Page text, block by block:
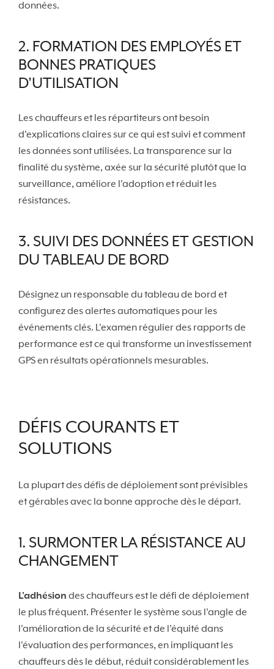
données.
2. FORMATION DES EMPLOYÉS ET
BONNES PRATIQUES
D'UTILISATION
Les chauffeurs et les répartiteurs ont besoin
d'explications claires sur ce qui est suivi et comment
les données sont utilisées. La transparence sur la
finalité du système, axée sur la sécurité plutôt que la
surveillance, améliore l'adoption et réduit les
résistances.
3. SUIVI DES DONNÉES ET GESTION
DU TABLEAU DE BORD
Désignez un responsable du tableau de bord et
configurez des alertes automatiques pour les
événements clés. L'examen régulier des rapports de
performance est ce qui transforme un investissement
GPS en résultats opérationnels mesurables.
DÉFIS COURANTS ET
SOLUTIONS
La plupart des défis de déploiement sont prévisibles
et gérables avec la bonne approche dès le départ.
1. SURMONTER LA RÉSISTANCE AU
CHANGEMENT
L'adhésion des chauffeurs est le défi de déploiement
le plus fréquent. Présenter le système sous l'angle de
l'amélioration de la sécurité et de l'équité dans
l'évaluation des performances, en impliquant les
chauffeurs dès le début, réduit considérablement les